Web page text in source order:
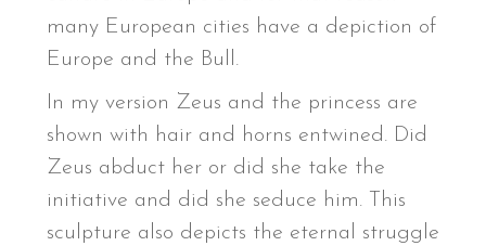
many European cities have a depiction of
Europe and the Bull.
In my version Zeus and the princess are
shown with hair and horns entwined. Did
Zeus abduct her or did she take the
initiative and did she seduce him. This
sculpture also depicts the eternal struggle